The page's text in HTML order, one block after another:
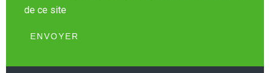
de ce site
ENVOYER